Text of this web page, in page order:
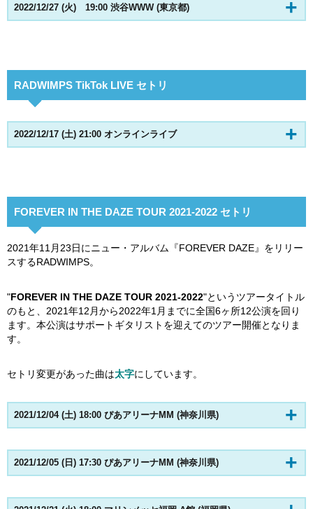
2022/12/27 (火) 19:00 渋谷WWW (東京都)
RADWIMPS TikTok LIVE セトリ
2022/12/17 (土) 21:00 オンラインライブ
FOREVER IN THE DAZE TOUR 2021-2022 セトリ
2021年11月23日にニュー・アルバム『FOREVER DAZE』をリリー
スするRADWIMPS。
"FOREVER IN THE DAZE TOUR 2021-2022"というツアータイトル
のもと、2021年12月から2022年1月までに全国6ヶ所12公演を回り
ます。本公演はサポートギタリストを迎えてのツアー開催となりま
す。
セトリ変更があった曲は太字にしています。
2021/12/04 (土) 18:00 ぴあアリーナMM (神奈川県)
2021/12/05 (日) 17:30 ぴあアリーナMM (神奈川県)